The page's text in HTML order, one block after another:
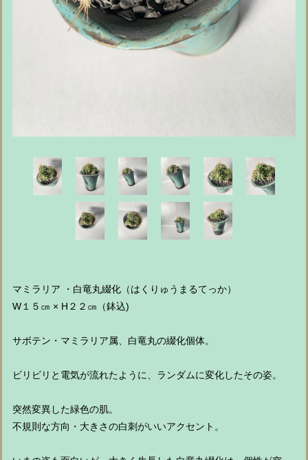
マミラリア ・白竜丸綴化（はくりゅうまるてっか）
W１５㎝ × H２２㎝（鉢込)
サボテン・マミラリア属、白竜丸の綴化個体。
ビリビリと電気が流れたように、ランダムに変化したその姿。
突然変異した緑色の肌。
不規則な方向・大きさの白刺がいいアクセント。